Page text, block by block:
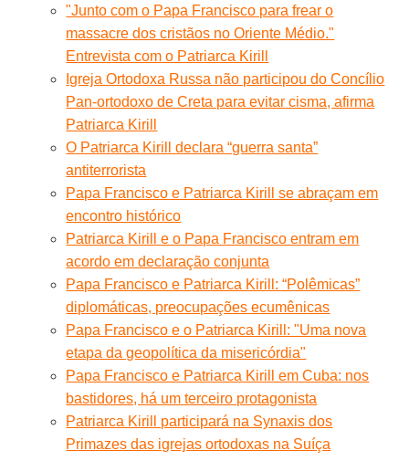
"Junto com o Papa Francisco para frear o
massacre dos cristãos no Oriente Médio."
Entrevista com o Patriarca Kirill
Igreja Ortodoxa Russa não participou do Concílio
Pan-ortodoxo de Creta para evitar cisma, afirma
Patriarca Kirill
O Patriarca Kirill declara “guerra santa”
antiterrorista
Papa Francisco e Patriarca Kirill se abraçam em
encontro histórico
Patriarca Kirill e o Papa Francisco entram em
acordo em declaração conjunta
Papa Francisco e Patriarca Kirill: “Polêmicas”
diplomáticas, preocupações ecumênicas
Papa Francisco e o Patriarca Kirill: "Uma nova
etapa da geopolítica da misericórdia"
Papa Francisco e Patriarca Kirill em Cuba: nos
bastidores, há um terceiro protagonista
Patriarca Kirill participará na Synaxis dos
Primazes das igrejas ortodoxas na Suíça